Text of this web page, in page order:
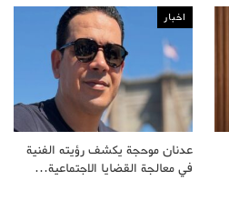
اخبار
عدنان موحجة يكشف رؤيته الفنية
في معالجة القضايا الاجتماعية…